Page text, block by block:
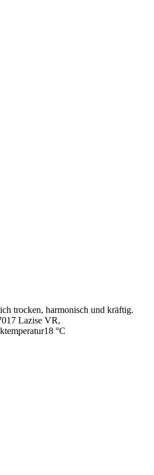
trocken, harmonisch und kräftig.
Lazise VR,
°C